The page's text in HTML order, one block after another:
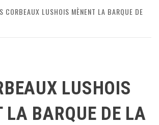
CORBEAUX LUSHOIS MÈNENT LA BARQUE DE
LUSHOIS
LA BARQUE DE LA